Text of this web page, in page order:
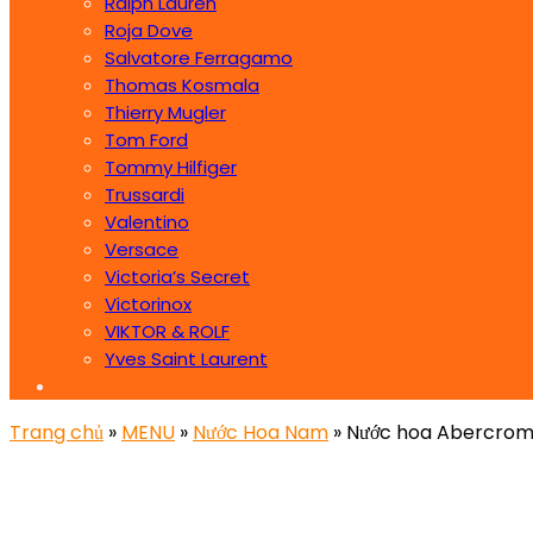
Roja Dove
Salvatore Ferragamo
Thomas Kosmala
Thierry Mugler
Tom Ford
Tommy Hilfiger
Trussardi
Valentino
Versace
Victoria’s Secret
Victorinox
VIKTOR & ROLF
Yves Saint Laurent
Trang chủ » MENU » Nước Hoa Nam » Nước hoa